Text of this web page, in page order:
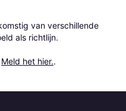
van verschillende
als richtlijn.
Meld het hier..